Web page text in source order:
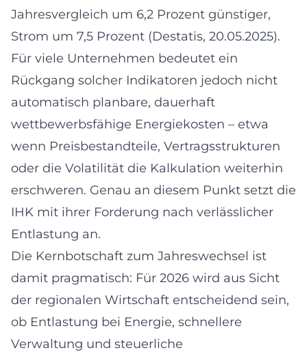
Jahresvergleich um 6,2 Prozent günstiger,
Strom um 7,5 Prozent (Destatis, 20.05.2025).
Für viele Unternehmen bedeutet ein
Rückgang solcher Indikatoren jedoch nicht
automatisch planbare, dauerhaft
wettbewerbsfähige Energiekosten – etwa
wenn Preisbestandteile, Vertragsstrukturen
oder die Volatilität die Kalkulation weiterhin
erschweren. Genau an diesem Punkt setzt die
IHK mit ihrer Forderung nach verlässlicher
Entlastung an.
Die Kernbotschaft zum Jahreswechsel ist
damit pragmatisch: Für 2026 wird aus Sicht
der regionalen Wirtschaft entscheidend sein,
ob Entlastung bei Energie, schnellere
Verwaltung und steuerliche